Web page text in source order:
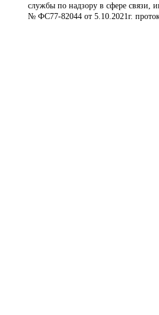
службы по надзору в сфере связи,
№ ФС77-82044 от 5.10.2021г.